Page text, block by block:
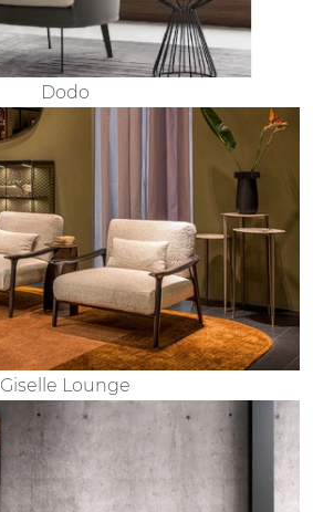
Dodo
Giselle Lounge